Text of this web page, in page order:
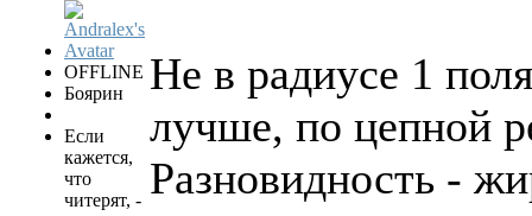
OFFLINE
Боярин
Если
кажется,
что
читерят, -
Не в радиусе 1
лучше, по цепной
Разновидность -